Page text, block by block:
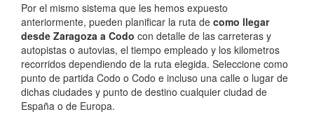
Por el mismo sistema que les hemos expuesto
anteriormente, pueden planificar la ruta de como llegar
desde Zaragoza a Codo con detalle de las carreteras y
autopistas o autovias, el tiempo empleado y los kilometros
recorridos dependiendo de la ruta elegida. Seleccione como
punto de partida Codo o Codo e incluso una calle o lugar de
dichas ciudades y punto de destino cualquier ciudad de
España o de Europa.